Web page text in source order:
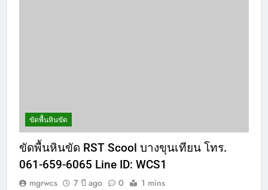
ขัดพื้นหินขัด
ขัดพื้นหินขัด RST Scool บางขุนเทียน โทร.
061-659-6065 Line ID: WCS1
mgrwcs 7 ปี ago 0 1 mins